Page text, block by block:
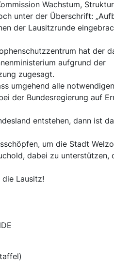
Wachstum,
unter der Überschrift:
der Lausitzrunde
hat der
aufgrund der
zugesagt.
umgehend alle
der Bundesregierung auf
entstehen, dann ist
um die Stadt
dabei zu unterstützen,
Lausitz!